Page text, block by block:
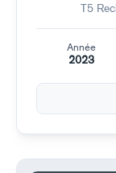
T5
Année
2023